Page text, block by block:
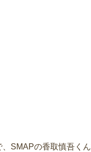
、SMAPの香取慎吾く